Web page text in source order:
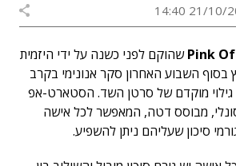
21/10/2018
Pinkשהוקם לפני כשנה על ידי היזמית
בסוף השבוע האחרון סקר אנונימי בקרב
גילוי מוקדם של סרטן השד. הסטארט-אפ
מבוסס דטה, המאפשר לכל אישה
סיכון שעליהם ניתן להשפיע.